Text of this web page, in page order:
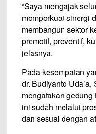
“Saya mengajak
memperkuat sinergi
membangun sektor
promotif, preventif,
jelasnya.
Pada kesempatan
dr. Budiyanto
mengatakan
ini sudah melalui
dan sesuai dengan